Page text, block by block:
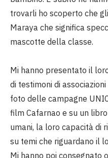
trovarli ho scoperto che
Maraya che significa
mascotte della classe.
Mi hanno presentato il
di testimoni di
foto delle campagne
film Cafarnao e su un
umani, la loro capacità di
su temi che riguardano il
Mi hanno poi consegnato